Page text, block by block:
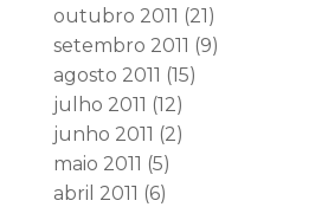
outubro 2011 (21)
setembro 2011 (9)
agosto 2011 (15)
julho 2011 (12)
junho 2011 (2)
maio 2011 (5)
abril 2011 (6)